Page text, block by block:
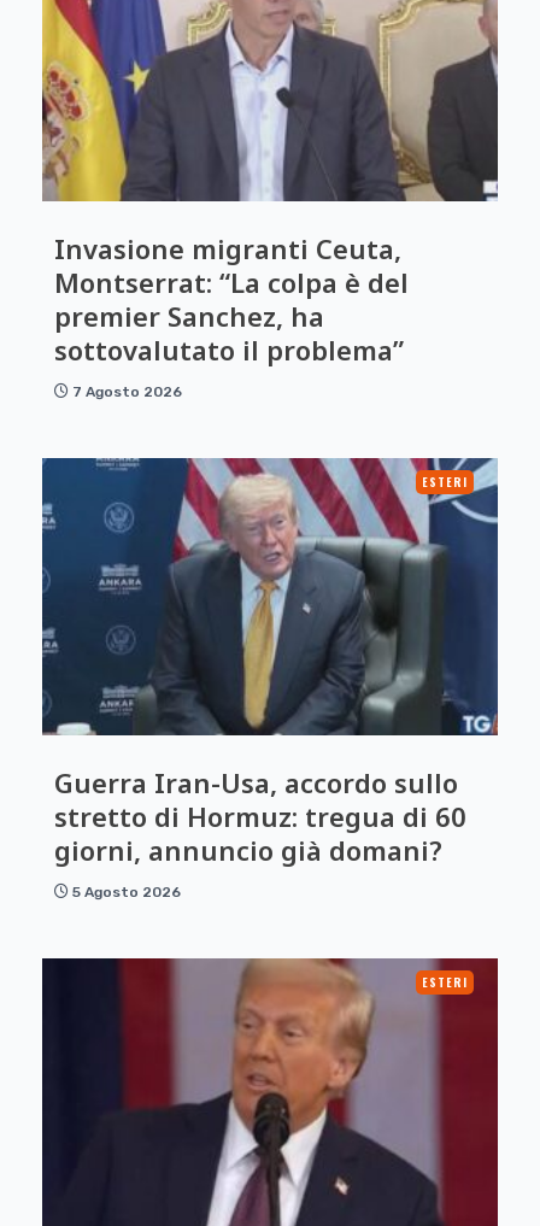
Invasione migranti Ceuta,
Montserrat: “La colpa è del
premier Sanchez, ha
sottovalutato il problema”
7 Agosto 2026
ESTERI
Guerra Iran-Usa, accordo sullo
stretto di Hormuz: tregua di 60
giorni, annuncio già domani?
5 Agosto 2026
ESTERI